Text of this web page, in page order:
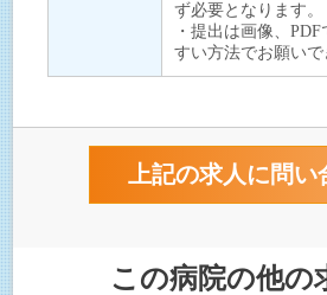
ず必要となります。
・提出は画像、
すい方法でお願いで
この病院の他の